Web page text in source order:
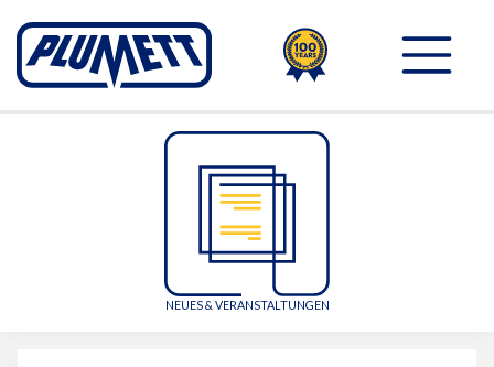
PLUMETT - PUSH THE
100TH
NEUES & VERANSTALTUNGEN